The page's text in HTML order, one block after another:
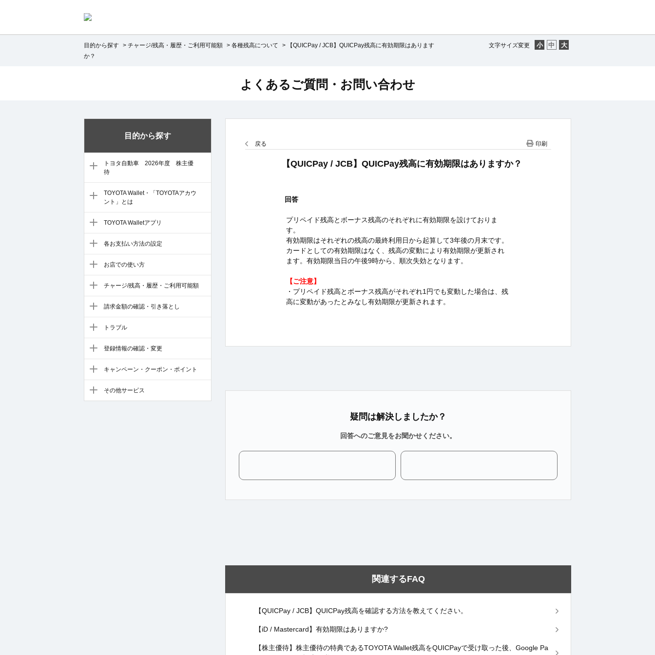
文字サイズ変更
目的から探す > チャージ/残高・履歴・ご利用可能額 > 各種残高について >
【QUICPay / JCB】QUICPay残高に有効期限はあります
か？
目的から探す
トヨタ自動車 2026年度 株主優
待
TOYOTA Wallet・「TOYOTAアカウ
ント」とは
TOYOTA Walletアプリ
各お支払い方法の設定
お店での使い方
チャージ/残高・履歴・ご利用可能額
請求金額の確認・引き落とし
トラブル
登録情報の確認・変更
キャンペーン・クーポン・ポイント
その他サービス
よくあるご質問・お問い合わせ
戻る 印刷
【QUICPay / JCB】QUICPay残高に有効期限はありますか？
回答
プリペイド残高とボーナス残高のそれぞれに有効期限を設けておりま
す。
有効期限はそれぞれの残高の最終利用日から起算して3年後の月末です。
カードとしての有効期限はなく、残高の変動により有効期限が更新され
ます。有効期限当日の午後9時から、順次失効となります。
【ご注意】
・プリペイド残高とボーナス残高がそれぞれ1円でも変動した場合は、残
高に変動があったとみなし有効期限が更新されます。
疑問は解決しましたか？
回答へのご意見をお聞かせください。
関連するFAQ
【QUICPay / JCB】QUICPay残高を確認する方法を教えてください。
【iD / Mastercard】有効期限はありますか?
【株主優待】株主優待の特典であるTOYOTA Wallet残高をQUICPayで受け取った後、Google Pa